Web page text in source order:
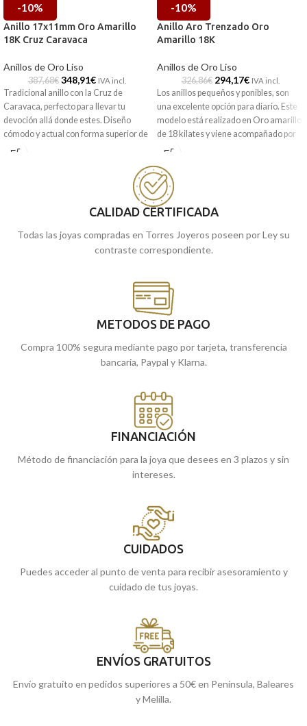
-10%
Anillo 17x11mm Oro Amarillo
18K Cruz Caravaca
Anillos de Oro Liso
387,68€ 348,91€ IVA incl.
Tradicional anillo con la Cruz de
Caravaca, perfecto para llevar tu
devoción allá donde estes. Diseño
cómodo y actual con forma superior de
medalla con cerco, que está realizado
tiendas de Málaga o si lo prefieres,
casa.
-10%
Anillo Aro Trenzado Oro
Amarillo 18K
Anillos de Oro Liso
326,86€ 294,17€ IVA incl.
Los anillos pequeños y ponibles, son
una excelente opción para diario. Este
modelo está realizado en Oro amarillo
de 18 kilates y viene acompañado por
un original formado por la consecución
terminación brillo.
Puedes encontrarla en nuestras
tiendas de Málaga, o si lo prefieres,
casa.
CALIDAD CERTIFICADA
Todas las joyas compradas en Torres Joyeros poseen por Ley su
contraste correspondiente.
METODOS DE PAGO
Compra 100% segura mediante pago por tarjeta, transferencia
bancaria, Paypal y Klarna.
FINANCIACIÓN
Método de financiación para la joya que desees en 3 plazos y sin
intereses.
CUIDADOS
Puedes acceder al punto de venta para recibir asesoramiento y
cuidado de tus joyas.
ENVÍOS GRATUITOS
Envío gratuito en pedidos superiores a 50€ en Península, Baleares
y Melilla.